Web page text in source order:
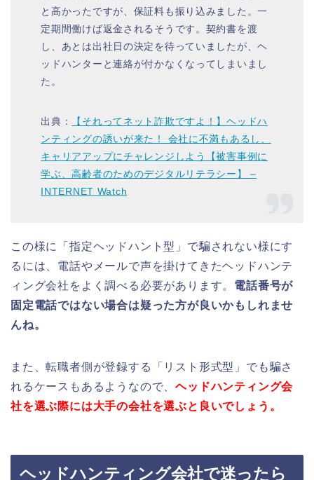
と高かったですが、保証料も振り込みました。一
定期間働けば返金されるそうです。契約書を渡
し、あとは出社日の決定を待っていましたが、ヘ
ッドハンターと連絡が付かなくなってしまいまし
た。
出典：
【それってネット詐欺ですよ！】ヘッドハ
ンティングの誘いが来た！ 会社に不満もあるし、
キャリアアップにチャレンジしよう【被害事例に
学ぶ、高齢者のためのデジタルリテラシー】 –
INTERNET Watch
この様に「指定ヘッドハント型」で騙されない様にす
るには、電話やメールで声を掛けてきたヘッドハンテ
ィング会社をよく調べる必要があります。 電話番号が
固定電話ではない場合は疑った方が良いかもしれませ
んね。
また、転職者側が登録する「リスト形式型」でも騙さ
れるケースもあるようなので、ヘッドハンティング会
社を選ぶ際には大手の会社を選ぶと良いでしょう。
ヘッドハンティング会社で迷ったら